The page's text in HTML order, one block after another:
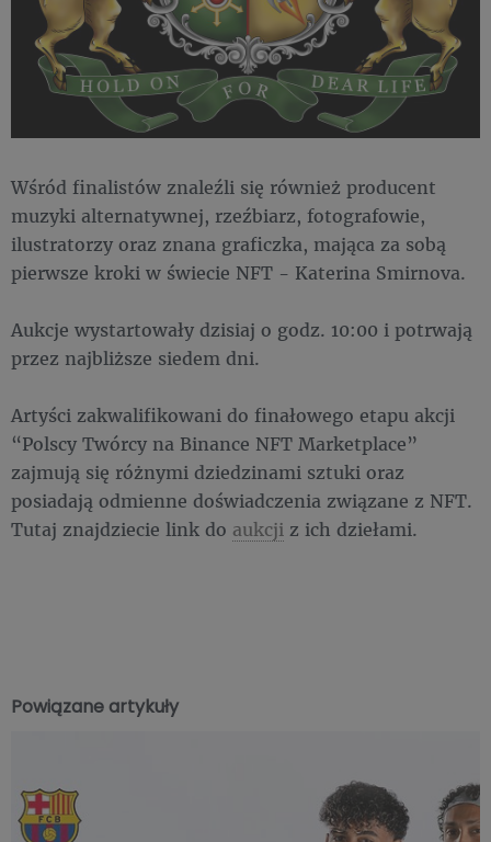
Wśród finalistów znaleźli się również producent
muzyki alternatywnej, rzeźbiarz, fotografowie,
ilustratorzy oraz znana graficzka, mająca za sobą
pierwsze kroki w świecie NFT - Katerina Smirnova.
Aukcje wystartowały dzisiaj o godz. 10:00 i potrwają
przez najbliższe siedem dni.
Artyści zakwalifikowani do finałowego etapu akcji
“Polscy Twórcy na Binance NFT Marketplace”
zajmują się różnymi dziedzinami sztuki oraz
posiadają odmienne doświadczenia związane z NFT.
Tutaj znajdziecie link do aukcji z ich dziełami.
Powiązane artykuły